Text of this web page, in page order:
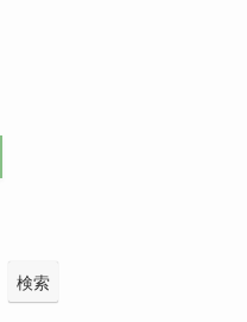
検索